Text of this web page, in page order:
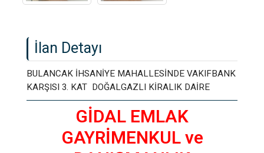
İlan Detayı
BULANCAK İHSANİYE MAHALLESİNDE VAKIFBANK
KARŞISI 3. KAT DOĞALGAZLI KİRALIK DAİRE
GİDAL EMLAK
GAYRİMENKUL ve